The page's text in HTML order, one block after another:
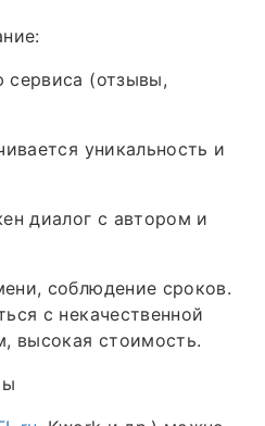
сервиса (отзывы,
уникальность и
диалог с автором и
соблюдение сроков.
с некачественной
высокая стоимость.